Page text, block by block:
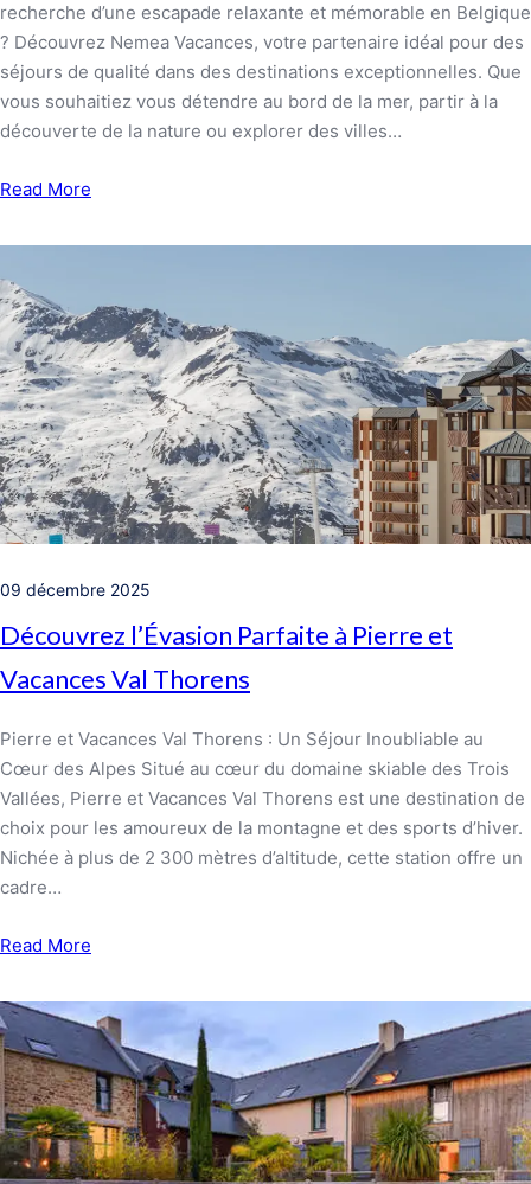
recherche d’une escapade relaxante et mémorable en Belgique
? Découvrez Nemea Vacances, votre partenaire idéal pour des
séjours de qualité dans des destinations exceptionnelles. Que
vous souhaitiez vous détendre au bord de la mer, partir à la
découverte de la nature ou explorer des villes…
Read More
09 décembre 2025
Découvrez l’Évasion Parfaite à Pierre et
Vacances Val Thorens
Pierre et Vacances Val Thorens : Un Séjour Inoubliable au
Cœur des Alpes Situé au cœur du domaine skiable des Trois
Vallées, Pierre et Vacances Val Thorens est une destination de
choix pour les amoureux de la montagne et des sports d’hiver.
Nichée à plus de 2 300 mètres d’altitude, cette station offre un
cadre…
Read More